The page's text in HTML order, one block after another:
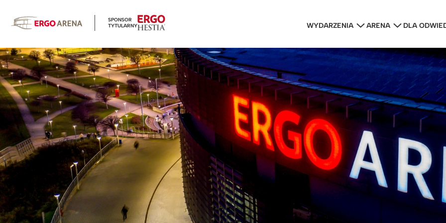
SPONSOR
TYTULARNY
WYDARZENIA ARENA DLA